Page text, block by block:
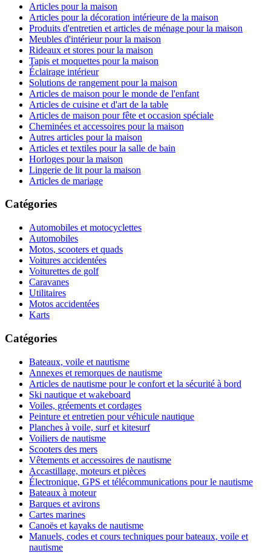
Articles pour la maison
Articles pour la décoration intérieure de la maison
Produits d'entretien et articles de ménage pour la maison
Meubles d'intérieur pour la maison
Rideaux et stores pour la maison
Tapis et moquettes pour la maison
Éclairage intérieur
Solutions de rangement pour la maison
Articles de maison pour le monde de l'enfant
Articles de cuisine et d'art de la table
Articles de maison pour fête et occasion spéciale
Cheminées et accessoires pour la maison
Autres articles pour la maison
Articles et textiles pour la salle de bain
Horloges pour la maison
Lingerie de lit pour la maison
Articles de mariage
Catégories
Automobiles et motocyclettes
Automobiles
Motos, scooters et quads
Voitures accidentées
Voiturettes de golf
Caravanes
Utilitaires
Motos accidentées
Karts
Catégories
Bateaux, voile et nautisme
Annexes et remorques de nautisme
Articles de nautisme pour le confort et la sécurité à bord
Ski nautique et wakeboard
Voiles, gréements et cordages
Peinture et entretien pour véhicule nautique
Planches à voile, surf et kitesurf
Voiliers de nautisme
Scooters des mers
Vêtements et accessoires de nautisme
Accastillage, moteurs et pièces
Électronique, GPS et télécommunications pour le nautisme
Bateaux à moteur
Barques et avirons
Cartes marines
Canoës et kayaks de nautisme
Manuels, codes et cours techniques pour bateaux, voile et
nautisme